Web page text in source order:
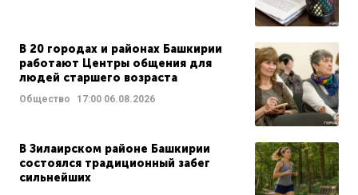
В 20 городах и районах Башкирии
работают Центры общения для
людей старшего возраста
Общество 17:00 06.08.2026
В Зилаирском районе Башкирии
состоялся традиционный забег
сильнейших